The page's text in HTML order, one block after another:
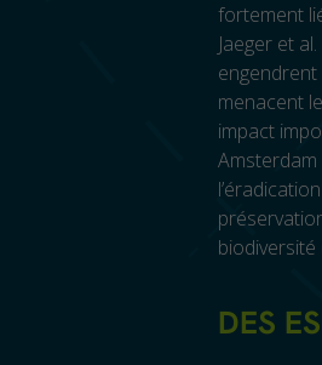
fortement
Jaeger et
menacent
impact
Amsterdam
biodiversité
DES